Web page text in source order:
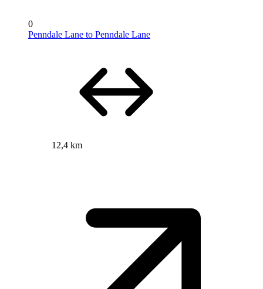
0
Penndale Lane to Penndale Lane
12,4 km